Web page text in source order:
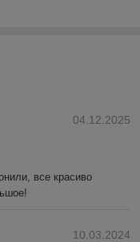
04.12.2025
все красиво
10.03.2024